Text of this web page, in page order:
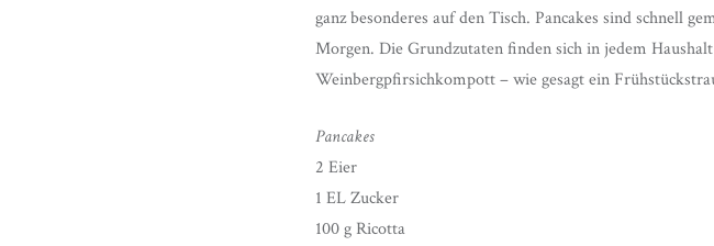
ganz besonderes auf den Tisch. Pancakes sind schnell
Morgen. Die Grundzutaten finden sich in jedem
Weinbergpfirsichkompott – wie gesagt ein
Pancakes
2 Eier
1 EL Zucker
100 g Ricotta